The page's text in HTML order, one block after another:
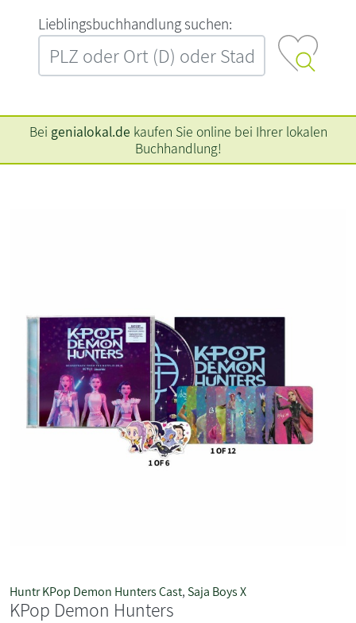
L‍i‍e‍b‍l‍i‍n‍g‍s‍b‍u‍c‍h‍h‍a‍n‍d‍l‍u‍n‍g‍ ‍s‍u‍c‍h‍e‍n‍:‍
Bei genialokal.de kaufen Sie online bei Ihrer lokalen
Buchhandlung!
Huntr KPop Demon Hunters Cast, Saja Boys X
KPop Demon Hunters